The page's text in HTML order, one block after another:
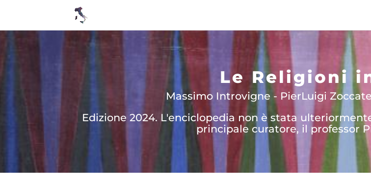
Le Religioni
Massimo Introvigne - PierLuigi
Edizione 2024. L'enciclopedia non è stata
principale curatore, il professor